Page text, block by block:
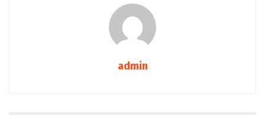
admin